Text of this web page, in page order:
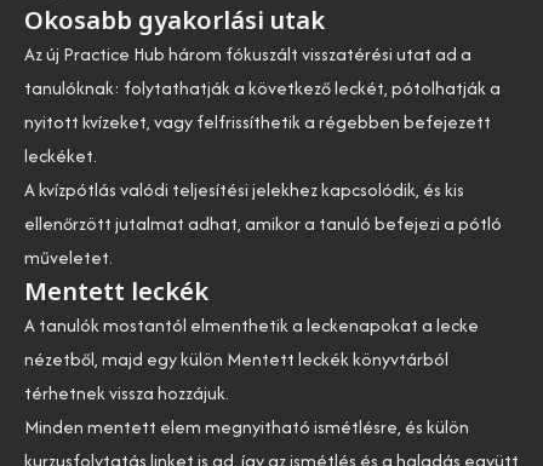
Okosabb gyakorlási utak
Az új Practice Hub három fókuszált visszatérési utat ad a
tanulóknak: folytathatják a következő leckét, pótolhatják a
nyitott kvízeket, vagy felfrissíthetik a régebben befejezett
leckéket.
A kvízpótlás valódi teljesítési jelekhez kapcsolódik, és kis
ellenőrzött jutalmat adhat, amikor a tanuló befejezi a pótló
műveletet.
Mentett leckék
A tanulók mostantól elmenthetik a leckenapokat a lecke
nézetből, majd egy külön Mentett leckék könyvtárból
térhetnek vissza hozzájuk.
Minden mentett elem megnyitható ismétlésre, és külön
kurzusfolytatás linket is ad, így az ismétlés és a haladás együtt